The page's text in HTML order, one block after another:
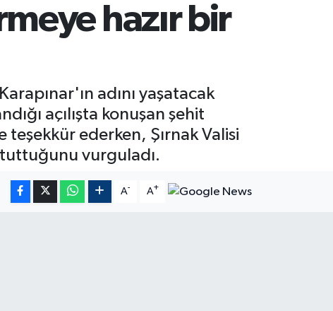
64.602,05
%0.69
hazır bir
adını yaşatacak
açılışta konuşan şehit
teşekkür ederken, Şırnak Valisi
tuttuğunu vurguladı.
A- A+